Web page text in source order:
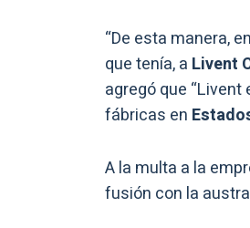
“De esta manera,
que tenía, a Livent
agregó que
fábricas en
A la multa a la
fusión con la